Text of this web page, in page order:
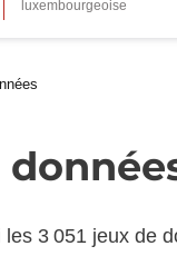
3 051 jeux de